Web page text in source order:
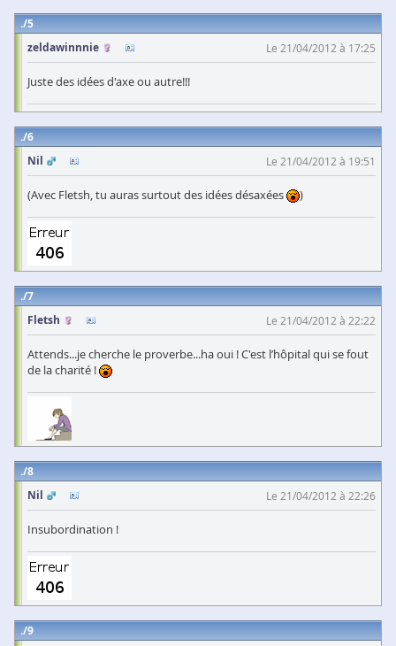
5
zeldawinnnie
Le 21/04/2012 à 17:25
Juste des idées d'axe ou autre!!!
6
Nil
Le 21/04/2012 à 19:51
(Avec Fletsh, tu auras surtout des idées désaxées )
7
Fletsh
Le 21/04/2012 à 22:22
Attends...je cherche le proverbe...ha oui ! C'est l’hôpital qui se fout
de la charité !
8
Nil
Le 21/04/2012 à 22:26
Insubordination !
9